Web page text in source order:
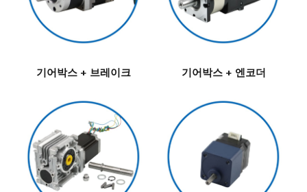
기어박스 + 브레이크 기어박스 + 엔코더